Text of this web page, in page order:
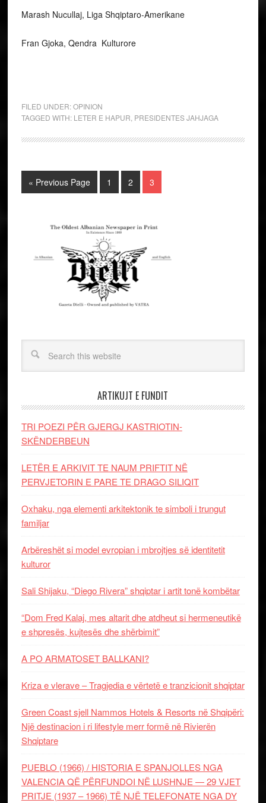
Marash Nucullaj, Liga Shqiptaro-Amerikane
Fran Gjoka, Qendra Kulturore
FILED UNDER:OPINION
TAGGED WITH: LETER E HAPUR PRESIDENTES JAHJAGA
« Previous Page 1 2 3
ARTIKUJT E FUNDIT
TRI POEZI PËR GJERGJ KASTRIOTIN-
SKËNDERBEUN
LETËR E ARKIVIT TE NAUM PRIFTIT NË
PERVJETORIN E PARE TE DRAGO SILIQIT
Oxhaku, nga elementi arkitektonik te simboli i trungut
familjar
Arbëreshët si model evropian i mbrojtjes së identitetit
kulturor
Sali Shijaku, “Diego Rivera” shqiptar i artit tonë kombëtar
“Dom Fred Kalaj, mes altarit dhe atdheut si hermeneutikë
e shpresës, kujtesës dhe shërbimit”
A PO ARMATOSET BALLKANI?
Kriza e vlerave – Tragjedia e vërtetë e tranzicionit shqiptar
Green Coast sjell Nammos Hotels & Resorts në Shqipëri:
Një destinacion i ri lifestyle merr formë në Rivierën
Shqiptare
PUEBLO (1966) / HISTORIA E SPANJOLLES NGA
VALENCIA QË PËRFUNDOI NË LUSHNJE — 29 VJET
PRITJE (1937 – 1966) TË NJË TELEFONATE NGA DY